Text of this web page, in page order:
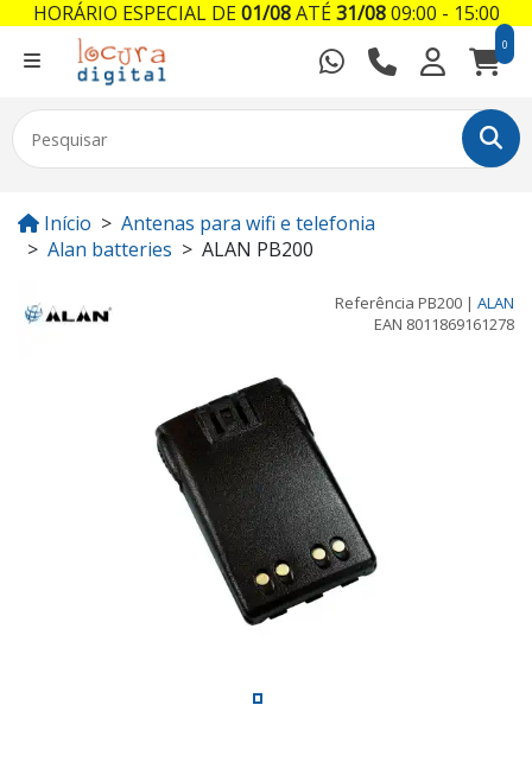
0
Início
Antenas para wifi e telefonia
Alan batteries
ALAN PB200
Referência PB200 | ALAN
EAN 8011869161278
HORÁRIO ESPECIAL DE01/08ATÉ31/0809:00 - 15:00